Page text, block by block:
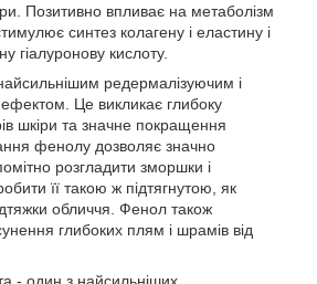
Позитивно впливає на метаболізм
синтез колагену і еластину і
гіалуронову кислоту.
редермалізуючим і
Це викликає глибоку
шкіри та значне покращення
фенолу дозволяє значно
розгладити зморшки і
її такою ж підтягнутою, як
обличчя. Фенол також
глибоких плям і шрамів від
- один з найсильніших